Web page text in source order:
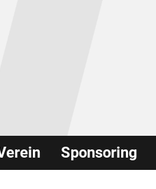
Sponsoring